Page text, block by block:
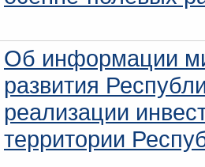
Об информации
развития
реализации
территории